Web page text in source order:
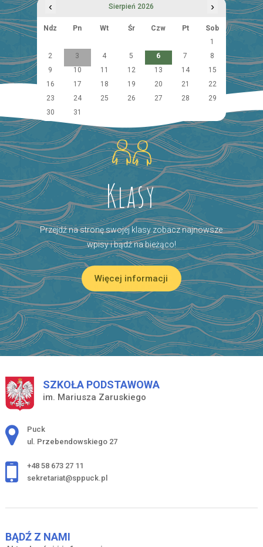
‹ Sierpień 2026 ›
Ndz Pn Wt Śr Czw Pt
Sob
1
2
3 4 5 6 7
8
9
10 11 12 13 14
15
16
17 18 19 20 21
22
23
24 25 26 27 28
29
30
31
Klasy
Przejdź na stronę swojej klasy zobacz najnowsze
wpisy i bądź na bieżąco!
Więcej informacji
SZKOŁA PODSTAWOWA
im. Mariusza Zaruskiego
Adres pocztowy:
Puck
ul. Przebendowskiego 27
+48 58 673 27 11
sekretariat@sppuck.pl
BĄDŹ Z NAMI